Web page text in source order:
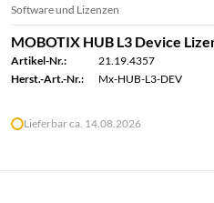
Software und Lizenzen
MOBOTIX HUB L3 Device
Artikel-Nr.:
21.19.4357
Herst.-Art.-Nr.:
Mx-HUB-L3-DEV
Lieferbar ca. 14.08.2026